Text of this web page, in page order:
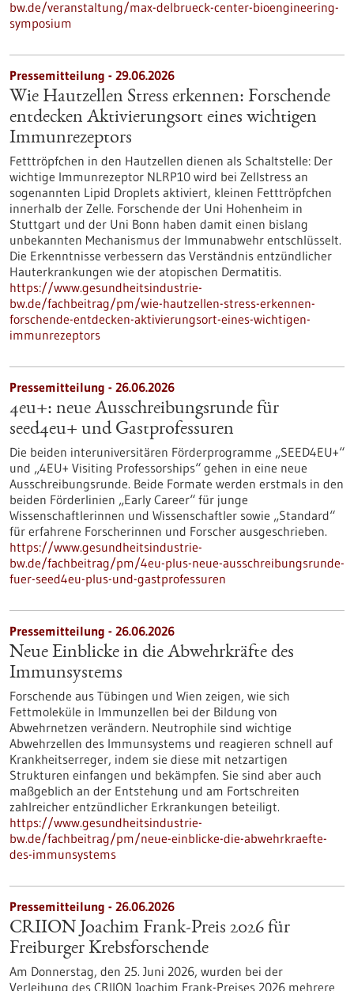
bw.de/veranstaltung/max-delbrueck-center-bioengineering-
symposium
Pressemitteilung - 29.06.2026
Wie Hautzellen Stress erkennen: Forschende
entdecken Aktivierungsort eines wichtigen
Immunrezeptors
Fetttröpfchen in den Hautzellen dienen als Schaltstelle: Der
wichtige Immunrezeptor NLRP10 wird bei Zellstress an
sogenannten Lipid Droplets aktiviert, kleinen Fetttröpfchen
innerhalb der Zelle. Forschende der Uni Hohenheim in
Stuttgart und der Uni Bonn haben damit einen bislang
unbekannten Mechanismus der Immunabwehr entschlüsselt.
Die Erkenntnisse verbessern das Verständnis entzündlicher
Hauterkrankungen wie der atopischen Dermatitis.
https://www.gesundheitsindustrie-
bw.de/fachbeitrag/pm/wie-hautzellen-stress-erkennen-
forschende-entdecken-aktivierungsort-eines-wichtigen-
immunrezeptors
Pressemitteilung - 26.06.2026
4eu+: neue Ausschreibungsrunde für
seed4eu+ und Gastprofessuren
Die beiden interuniversitären Förderprogramme „SEED4EU+“
und „4EU+ Visiting Professorships“ gehen in eine neue
Ausschreibungsrunde. Beide Formate werden erstmals in den
beiden Förderlinien „Early Career“ für junge
Wissenschaftlerinnen und Wissenschaftler sowie „Standard“
für erfahrene Forscherinnen und Forscher ausgeschrieben.
https://www.gesundheitsindustrie-
bw.de/fachbeitrag/pm/4eu-plus-neue-ausschreibungsrunde-
fuer-seed4eu-plus-und-gastprofessuren
Pressemitteilung - 26.06.2026
Neue Einblicke in die Abwehrkräfte des
Immunsystems
Forschende aus Tübingen und Wien zeigen, wie sich
Fettmoleküle in Immunzellen bei der Bildung von
Abwehrnetzen verändern. Neutrophile sind wichtige
Abwehrzellen des Immunsystems und reagieren schnell auf
Krankheitserreger, indem sie diese mit netzartigen
Strukturen einfangen und bekämpfen. Sie sind aber auch
maßgeblich an der Entstehung und am Fortschreiten
zahlreicher entzündlicher Erkrankungen beteiligt.
https://www.gesundheitsindustrie-
bw.de/fachbeitrag/pm/neue-einblicke-die-abwehrkraefte-
des-immunsystems
Pressemitteilung - 26.06.2026
CRIION Joachim Frank-Preis 2026 für
Freiburger Krebsforschende
Am Donnerstag, den 25. Juni 2026, wurden bei der
Verleihung des CRIION Joachim Frank-Preises 2026 mehrere